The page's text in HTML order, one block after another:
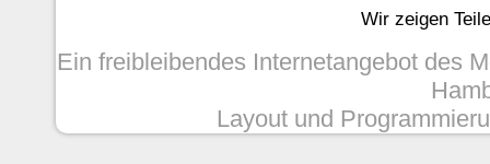
Wir zeigen
Ein freibleibendes Internetangebot des
Layout und